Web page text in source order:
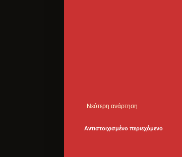
Νεότερη ανάρτηση
Αντιστοιχισμένο περιεχόμενο